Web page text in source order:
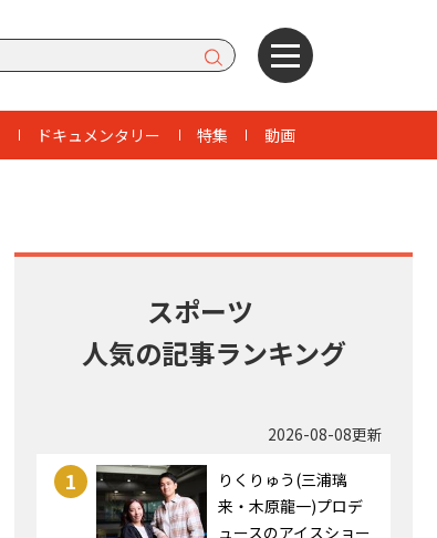
ドキュメンタリー 特集 動画
スポーツ
人気の記事ランキング
2026-08-08更新
1
りくりゅう(三浦璃
来・木原龍一)プロデ
ュースのアイスショー